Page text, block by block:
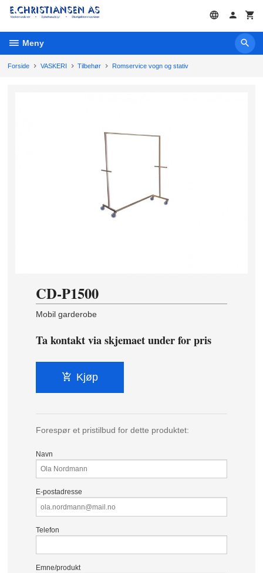
Gå
innholdet
Meny
Forside VASKERI Tilbehør Romservice vogn og stativ
CD-P1500
Mobil garderobe
Ta kontakt via skjemaet under for pris
Kjøp
Forespør et pristilbud for dette produktet:
Navn
E-postadresse
Telefon
Emne/produkt